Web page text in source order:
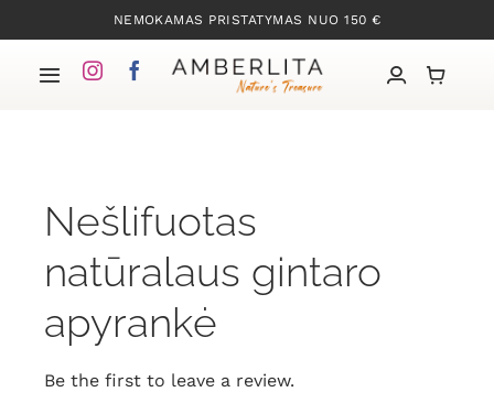
to
content
NEMOKAMAS PRISTATYMAS NUO 150 €
Toggle
Mūsų kolekcijos
Apie Gintarą
Mūsų istorija
Nešlifuotas
natūralaus gintaro
apyrankė
Be the first to leave a review.